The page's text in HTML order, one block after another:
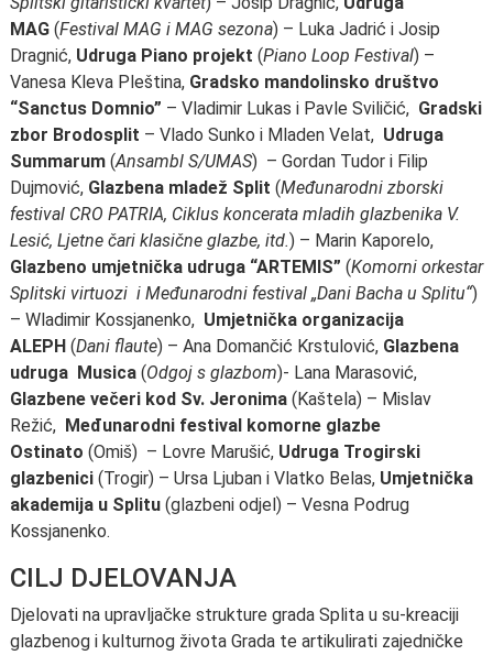
MAG (Festival MAG i MAG sezona) – Luka Jadrić i Josip
Dragnić, Udruga Piano projekt (Piano Loop Festival) –
Vanesa Kleva Pleština, Gradsko mandolinsko društvo
“Sanctus Domnio” – Vladimir Lukas i Pavle Sviličić, Gradski
zbor Brodosplit – Vlado Sunko i Mladen Velat, Udruga
Summarum (Ansambl S/UMAS) – Gordan Tudor i Filip
Dujmović, Glazbena mladež Split (Međunarodni zborski
festival CRO PATRIA, Ciklus koncerata mladih glazbenika V.
Lesić, Ljetne čari klasične glazbe, itd.) – Marin Kaporelo,
Glazbeno umjetnička udruga “ARTEMIS” (Komorni orkestar
Splitski virtuozi i Međunarodni festival „Dani Bacha u Splitu“)
– Wladimir Kossjanenko, Umjetnička organizacija
ALEPH (Dani flaute) – Ana Domančić Krstulović, Glazbena
udruga Musica (Odgoj s glazbom)- Lana Marasović,
Glazbene večeri kod Sv. Jeronima (Kaštela) – Mislav
Režić, Međunarodni festival komorne glazbe
Ostinato (Omiš) – Lovre Marušić, Udruga Trogirski
glazbenici (Trogir) – Ursa Ljuban i Vlatko Belas, Umjetnička
akademija u Splitu (glazbeni odjel) – Vesna Podrug
Kossjanenko.
CILJ DJELOVANJA
Djelovati na upravljačke strukture grada Splita u su-kreaciji
glazbenog i kulturnog života Grada te artikulirati zajedničke